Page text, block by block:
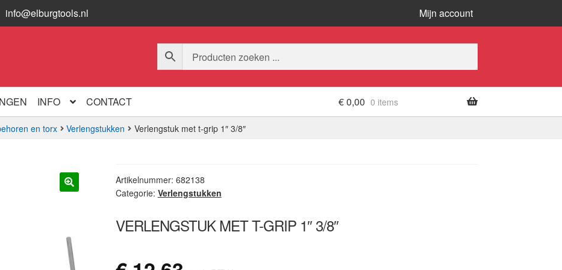
info@elburgtools.nl
Mijn account
INFO CONTACT €0,00 0 items
en torx Verlengstukken Verlengstuk met t-grip 1″ 3/8″
Artikelnummer: 682138
Categorie: Verlengstukken
VERLENGSTUK MET T-GRIP 1″ 3/8″